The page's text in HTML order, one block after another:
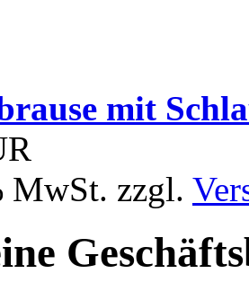
mit
MwSt. zzgl.